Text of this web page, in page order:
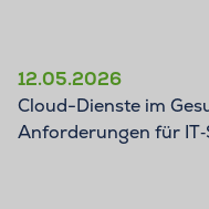
12.05.2026
Cloud-Dienste im
Anforderungen für